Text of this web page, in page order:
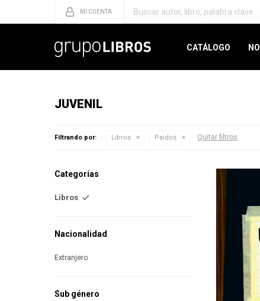
CATÁLOGO
JUVENIL
Filtrando por: Libros Paidos Quitar filtros
Categorías
Libros
Nacionalidad
Extranjero
Sub género